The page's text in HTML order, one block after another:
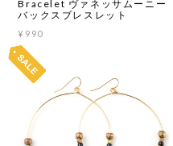
Bracelet ヴァネッサムーニー
バックスブレスレット
¥990